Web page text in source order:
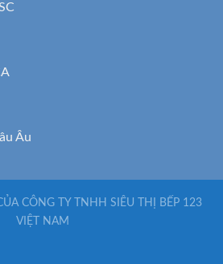
Âu
CÔNG TY TNHH SIÊU THỊ BẾP 123
VIỆT NAM